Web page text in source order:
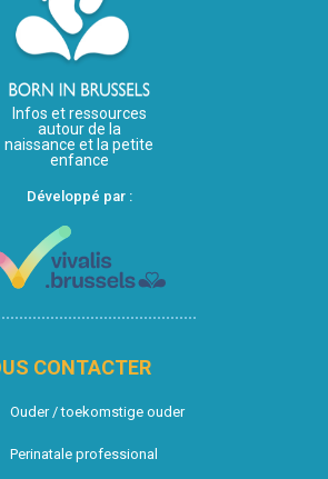
Infos et ressources
autour de la
naissance et la petite
enfance
Développé par :
CONTACTER
Ouder / toekomstige ouder
Perinatale professional